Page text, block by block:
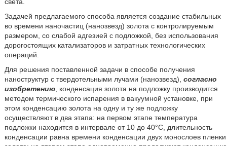
Задачей предлагаемого способа является создание стабильных
во времени наночастиц (нанозвезд) золота с контролируемым
размером, со слабой адгезией с подложкой, без использования
дорогостоящих катализаторов и затратных технологических
операций.
Для решения поставленной задачи в способе получения
наноструктур с твердотельными лучами (нанозвезд), согласно
изобретению, конденсация золота на подложку производится
методом термического испарения в вакуумной установке, при
этом конденсацию золота на одну и ту же подложку
осуществляют в два этапа: на первом этапе температура
подложки находится в интервале от 10 до 40°С, длительность
конденсации равна времени конденсации двух монослоев пленки